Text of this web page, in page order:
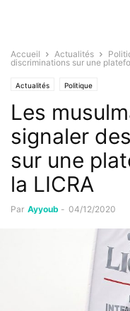
Accueil Actualités
discriminations sur une
Actualités Politique
Les
signaler
sur une
la LICRA
Par Ayyoub - 04/12/2020